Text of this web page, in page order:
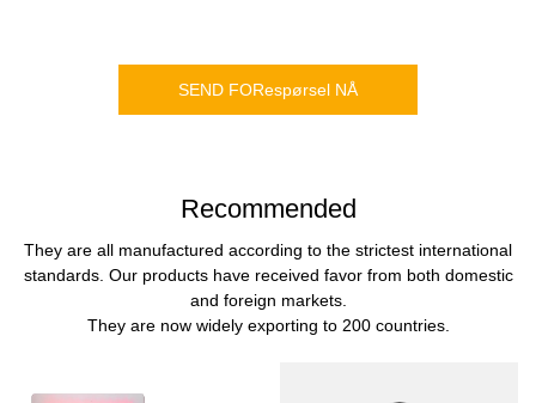
SEND FORespørsel NÅ
Recommended
They are all manufactured according to the strictest international
standards. Our products have received favor from both domestic
and foreign markets.
They are now widely exporting to 200 countries.